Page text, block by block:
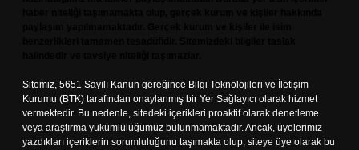
Sitemiz, 5651 Sayılı Kanun gereğince Bilgi Teknolojileri ve İletişim
Kurumu (BTK) tarafından onaylanmış bir Yer Sağlayıcı olarak hizmet
vermektedir. Bu nedenle, sitedeki içerikleri proaktif olarak denetleme
veya araştırma yükümlülüğümüz bulunmamaktadır. Ancak, üyelerimiz
yazdıkları içeriklerin sorumluluğunu taşımakta olup, siteye üye olarak bu